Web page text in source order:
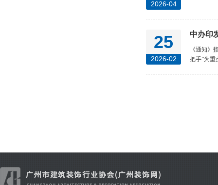
2026-04
25
2026-02
中办印
《通知》
把手”为重